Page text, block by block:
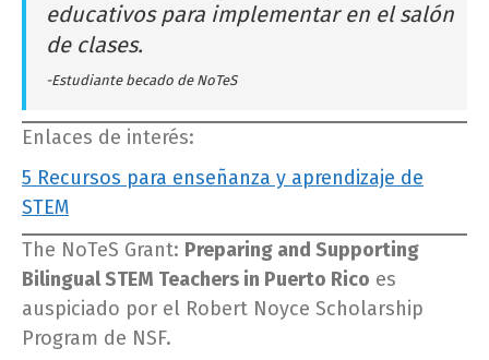
educativos para implementar en el salón
de clases.
-Estudiante becado de NoTeS
Enlaces de interés:
5 Recursos para enseñanza y aprendizaje de
STEM
The NoTeS Grant: Preparing and Supporting
Bilingual STEM Teachers in Puerto Rico es
auspiciado por el Robert Noyce Scholarship
Program de NSF.